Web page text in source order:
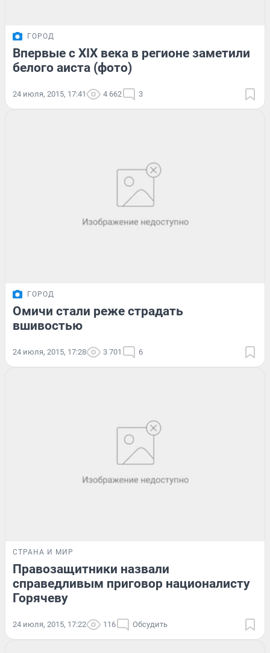
ГОРОД
Впервые с XIX века в регионе заметили
белого аиста (фото)
24 июля, 2015, 17:41 4 662 3
ГОРОД
Омичи стали реже страдать
вшивостью
24 июля, 2015, 17:28 3 701 6
СТРАНА И МИР
Правозащитники назвали
справедливым приговор националисту
Горячеву
24 июля, 2015, 17:22 116 Обсудить